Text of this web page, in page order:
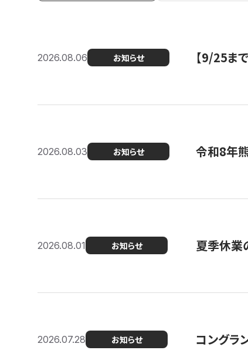
2026.08.06 お知らせ 【9/25ま
2026.08.03 お知らせ 令和8年
2026.08.01 お知らせ 夏季休業
2026.07.28 お知らせ コングラ